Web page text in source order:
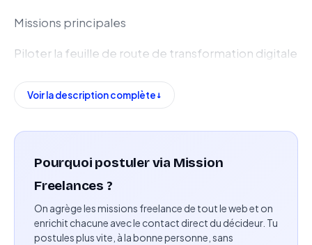
Missions principales
Piloter la feuille de route de transformation digitale
Animer la gouvernance des initiatives digitales et
projets de transformation.
Conduire le changement et favoriser l'adoption
des nouveaux usages.
Voir la description complète
Pourquoi postuler via Mission
Freelances ?
On agrège les missions freelance de tout le web et on
enrichit chacune avec le contact direct du décideur. Tu
postules plus vite, à la bonne personne, sans